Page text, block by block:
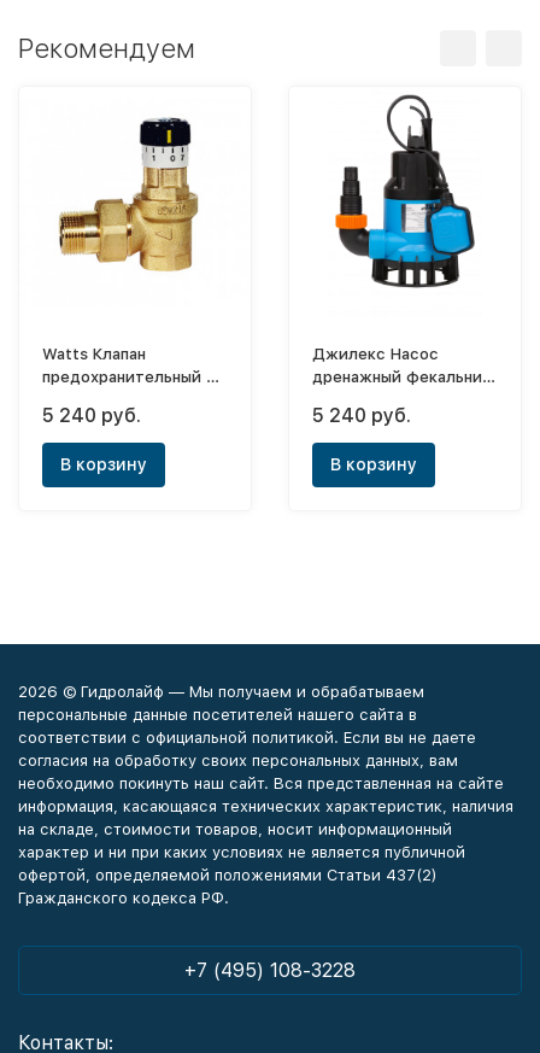
Рекомендуем
Watts Клапан
предохранительный с
0,36 бар USV 16
5 240 руб.
В корзину
Джилекс Насос
дренажный фекальник
5 240 руб.
В корзину
2026 © Гидролайф — Мы получаем и обрабатываем
персональные данные посетителей нашего сайта в
соответствии с официальной политикой. Если вы не даете
согласия на обработку своих персональных данных, вам
необходимо покинуть наш сайт. Вся представленная на сайте
информация, касающаяся технических характеристик, наличия
на складе, стоимости товаров, носит информационный
характер и ни при каких условиях не является публичной
офертой, определяемой положениями Статьи 437(2)
Гражданского кодекса РФ.
+7 (495) 108-3228
Контакты: